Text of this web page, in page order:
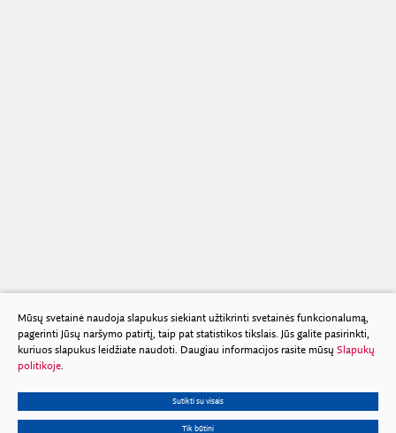
Mūsų svetainė naudoja slapukus siekiant užtikrinti svetainės funkcionalumą,
pagerinti Jūsų naršymo patirtį, taip pat statistikos tikslais. Jūs galite pasirinkti,
kuriuos slapukus leidžiate naudoti. Daugiau informacijos rasite mūsų Slapukų
politikoje.
Sutikti su visais
Tik būtini